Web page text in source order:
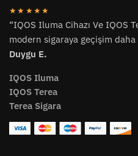
★★★★★
“IQOS Iluma Cihazı Ve IQOS
modern sigaraya geçişim daha
Duygu E.
IQOS Iluma
IQOS Terea
Terea Sigara